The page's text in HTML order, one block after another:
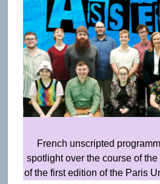
French unscripted
spotlight over the course of
of the first edition of the Paris